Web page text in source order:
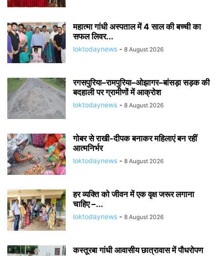
महात्मा गांधी अस्पताल में 4 साल की बच्ची का
सफल लिवर...
loktodaynews - 8 August 2026
रगसपुरिया–रामपुरिया–ओझागर–बांसड़ा सड़क की
बदहाली पर ग्रामीणों में आक्रोश
loktodaynews - 8 August 2026
गोबर से राखी-दीपक बनाकर महिलाएं बन रहीं
आत्मनिर्भर
loktodaynews - 8 August 2026
हर व्यक्ति को जीवन में एक वृक्ष जरूर लगाना
चाहिए –...
loktodaynews - 8 August 2026
कस्तूरबा गांधी आवासीय छात्रावास में पौधरोपण